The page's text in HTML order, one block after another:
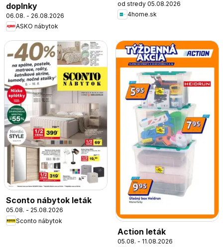
doplnky
06.08. - 26.08.2026
ASKO nábytok
od stredy 05.08.2026
4home.sk
Sconto nábytok leták
05.08. - 25.08.2026
Sconto nábytok
Action leták
05.08. - 11.08.2026